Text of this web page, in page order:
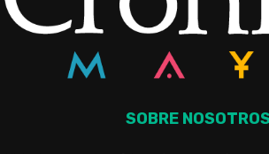
SOBRE NOSOTROS